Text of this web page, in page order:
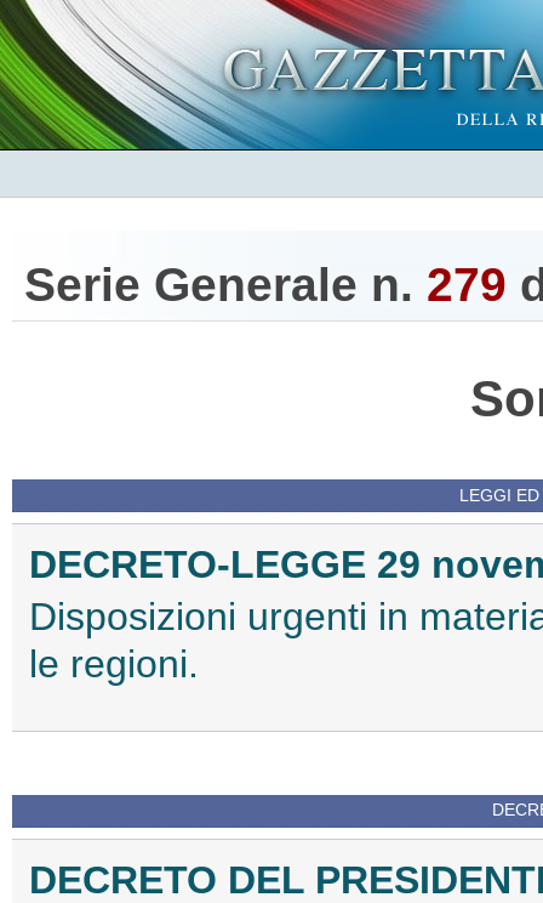
Serie Generale n. 279
LEGGI
DECRETO-LEGGE 29
Disposizioni urgenti in
le regioni.
DECRETO DEL